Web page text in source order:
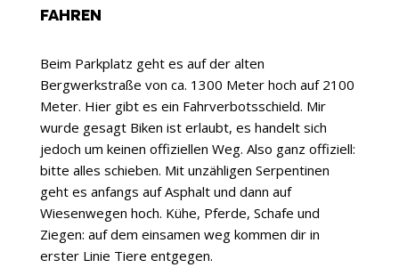
FAHREN
Beim Parkplatz geht es auf der alten
Bergwerkstraße von ca. 1300 Meter hoch auf 2100
Meter. Hier gibt es ein Fahrverbotsschield. Mir
wurde gesagt Biken ist erlaubt, es handelt sich
jedoch um keinen offiziellen Weg. Also ganz offiziell:
bitte alles schieben. Mit unzähligen Serpentinen
geht es anfangs auf Asphalt und dann auf
Wiesenwegen hoch. Kühe, Pferde, Schafe und
Ziegen: auf dem einsamen weg kommen dir in
erster Linie Tiere entgegen.